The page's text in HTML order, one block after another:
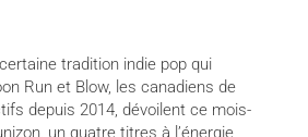
tradition indie pop qui
Run et Blow, les canadiens de
depuis 2014, dévoilent ce mois-
un quatre titres à l’énergie